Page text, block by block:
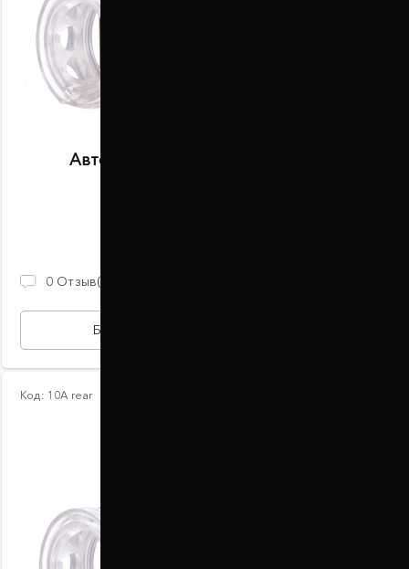
Автобаферы размер K передние
0 Отзыв(ов)
БЫСТРАЯ ПОКУПКА
Код: 10А rear